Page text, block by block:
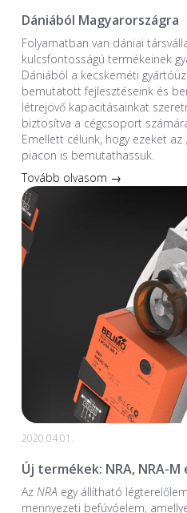
Dániából Magyarországra
Folyamatban van dániai
kulcsfontosságú termékeinek
Dániából a kecskeméti
bemutatott fejlesztéseink és
létrejövő kapacitásainkat
biztosítva a cégcsoport
Emellett célunk, hogy ezeket az
piacon is bemutathassuk.
Tovább olvasom →
2020.04.01.
Új termékek: NRA, NRA-M
Az NRA egy állítható
mennyezeti befúvóelem,